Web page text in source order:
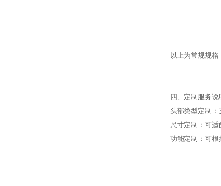
以上为常规规
四、定制服务说
头部类型定制：
尺寸定制：可
功能定制：可根